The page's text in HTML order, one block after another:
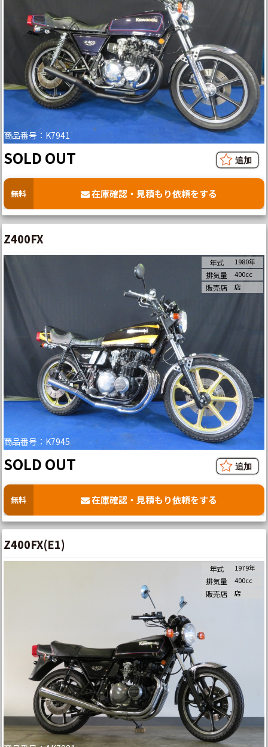
商品番号：K7941
SOLD OUT
無料 在庫確認・見積もり依頼をする
Z400FX
商品番号：K7945
年式 1980年
排気量 400cc
販売店 店
SOLD OUT
無料 在庫確認・見積もり依頼をする
Z400FX(E1)
年式 1979年
排気量 400cc
販売店 店